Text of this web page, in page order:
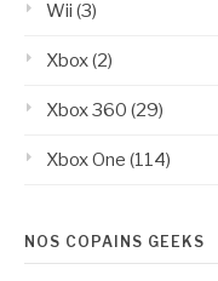
Wii (3)
Xbox(2)
Xbox 360 (29)
Xbox One (114)
NOS COPAINS GEEKS